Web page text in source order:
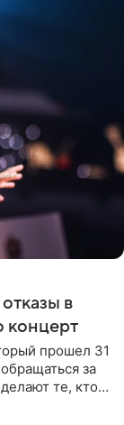
в
концерт
прошел 31
за
те, кто